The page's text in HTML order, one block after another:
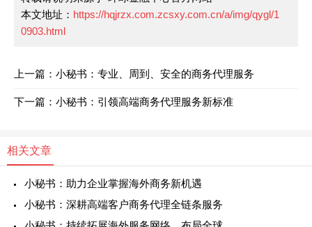
本文地址： https://hqjrzx.com.zcsxy.com.cn/a/img/qygl/1
0903.html
上一篇：小秘书：专业、周到、安全的商务代理服务
下一篇：小秘书：引领高端商务代理服务新标准
相关文章
小秘书：助力企业掌握海外商务新机遇
小秘书：深耕高端客户商务代理全链条服务